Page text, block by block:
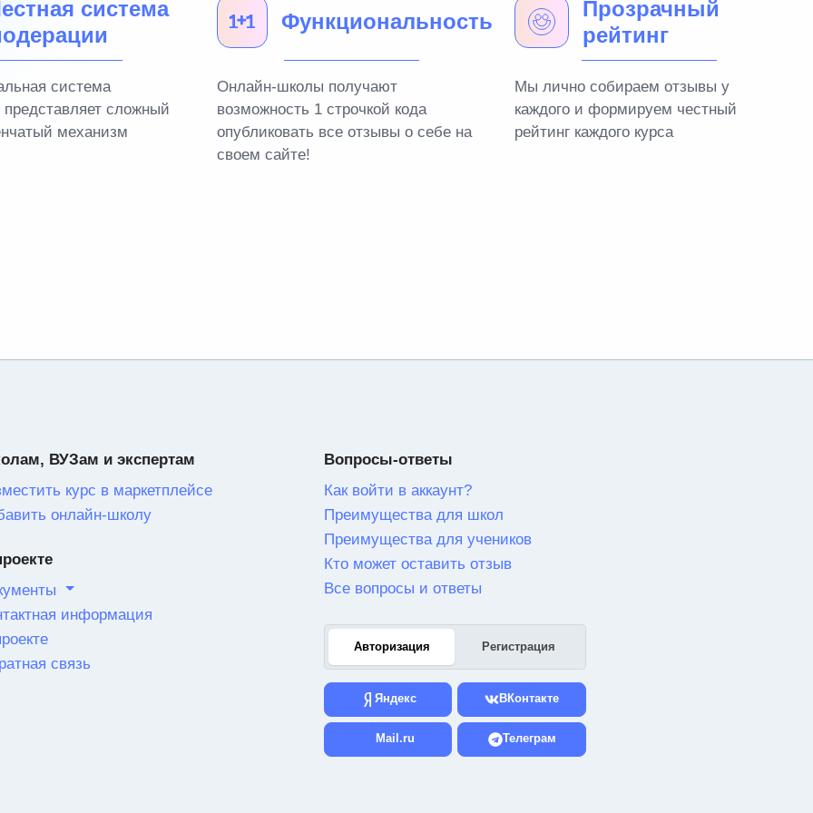
система
система
сложный
механизм
Функциональность
Онлайн-школы получают
возможность 1 строчкой кода
опубликовать все отзывы о себе на
своем сайте!
Прозрачный
рейтинг
Мы лично собираем отзывы у
каждого и формируем честный
рейтинг каждого курса
ВУЗам и экспертам
курс в маркетплейсе
онлайн-школу
информация
связь
Вопросы-ответы
Как войти в аккаунт?
Преимущества для школ
Преимущества для учеников
Кто может оставить отзыв
Все вопросы и ответы
Авторизация Регистрация
Яндекс ВКонтакте
Mail.ru Телеграм